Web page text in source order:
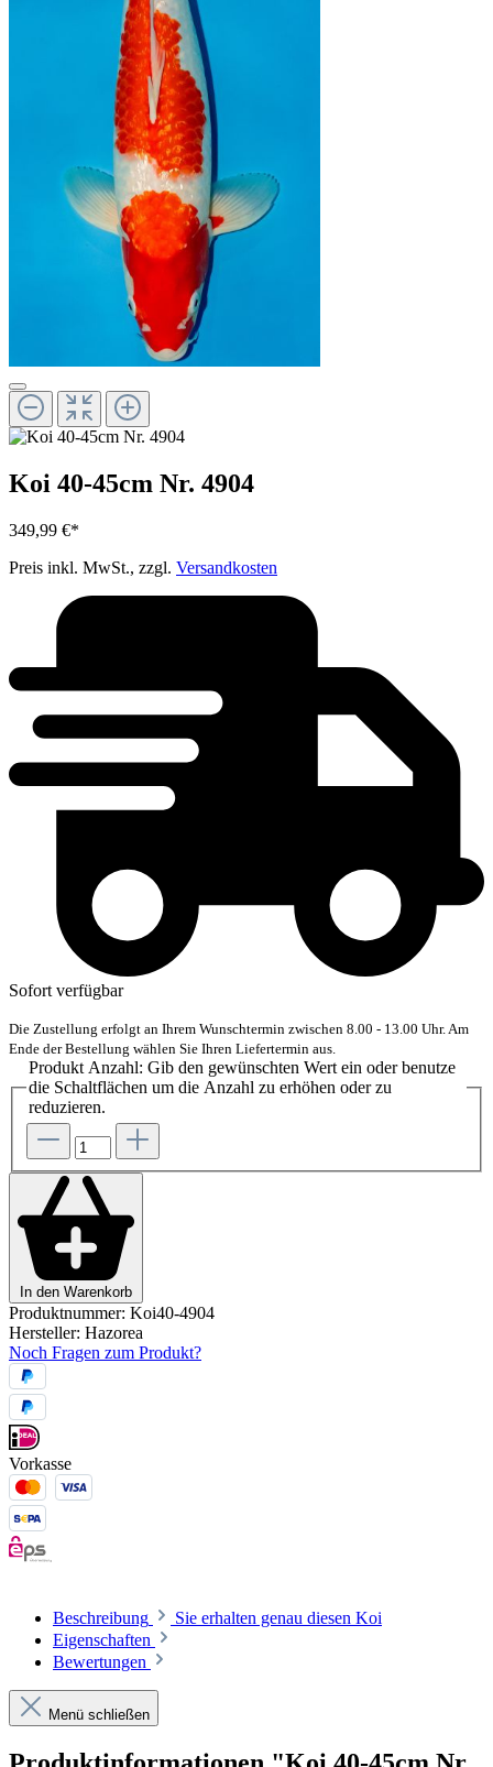
Koi 40-45cm Nr. 4904
349,99 €*
Preis inkl. MwSt., zzgl. Versandkosten
Sofort verfügbar
Die Zustellung erfolgt an Ihrem Wunschtermin zwischen 8.00 - 13.00 Uhr. Am
Ende der Bestellung wählen Sie Ihren Liefertermin aus.
Produkt Anzahl: Gib den gewünschten Wert ein oder benutze
die Schaltflächen um die Anzahl zu erhöhen oder zu
reduzieren.
In den Warenkorb
Produktnummer: Koi40-4904
Hersteller: Hazorea
Noch Fragen zum Produkt?
Vorkasse
Beschreibung
Sie erhalten genau diesen Koi
Eigenschaften
Bewertungen
Menü schließen